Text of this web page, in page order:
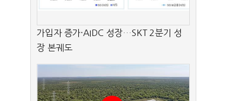
가입자 증가·AIDC 성장…SKT 2분기 성
장 본궤도